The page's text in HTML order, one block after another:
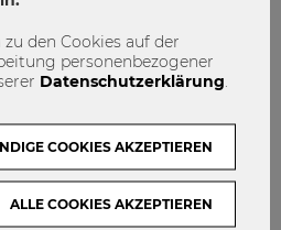
den Cookies auf der
personenbezogener
Datenschutzerklärung
COOKIES AKZEPTIEREN
ALLE COOKIES AKZEPTIEREN